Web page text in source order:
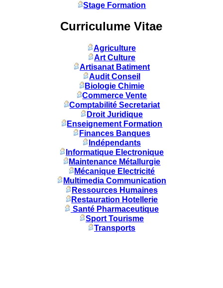
Stage Formation
Curriculume Vitae
Agriculture
Art Culture
Artisanat Batiment
Audit Conseil
Biologie Chimie
Commerce Vente
Comptabilité Secretariat
Droit Juridique
Enseignement Formation
Finances Banques
Indépendants
Informatique Electronique
Maintenance Métallurgie
Mécanique Electricité
Multimedia Communication
Ressources Humaines
Restauration Hotellerie
Santé Pharmaceutique
Sport Tourisme
Transports